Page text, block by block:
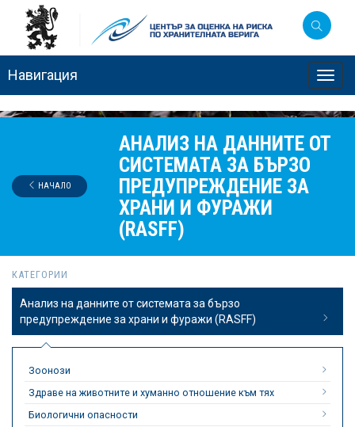
Навигация
АНАЛИЗ НА ДАННИТЕ ОТ
СИСТЕМАТА ЗА БЪРЗО
ПРЕДУПРЕЖДЕНИЕ ЗА
ХРАНИ И ФУРАЖИ
(RASFF)
НАЧАЛО
КАТЕГОРИИ
Анализ на данните от системата за бързо
предупреждение за храни и фуражи (RASFF)
Зоонози
Здраве на животните и хуманно отношение към тях
Биологични опасности